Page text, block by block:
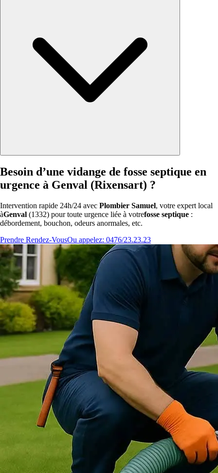
Besoin d’une vidange de fosse septique en
urgence à Genval (Rixensart) ?
Intervention rapide 24h/24 avec Plombier Samuel, votre expert local
àGenval (1332) pour toute urgence liée à votrefosse septique :
débordement, bouchon, odeurs anormales, etc.
Prendre Rendez-VousOu appelez: 0476/23.23.23